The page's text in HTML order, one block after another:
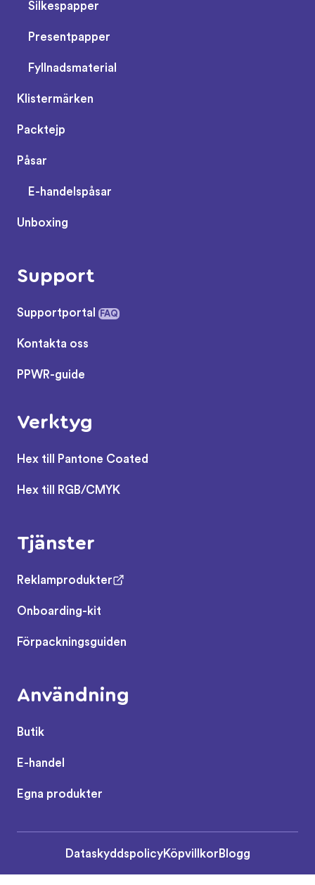
Silkespapper
Presentpapper
Fyllnadsmaterial
Klistermärken
Packtejp
Påsar
E-handelspåsar
Unboxing
Support
Supportportal FAQ
Kontakta oss
PPWR-guide
Verktyg
Hex till Pantone Coated
Hex till RGB/CMYK
Tjänster
Reklamprodukter
Onboarding-kit
Förpackningsguiden
Användning
Butik
E-handel
Egna produkter
DataskyddspolicyKöpvillkor Blogg